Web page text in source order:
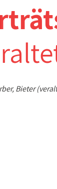
Bieter